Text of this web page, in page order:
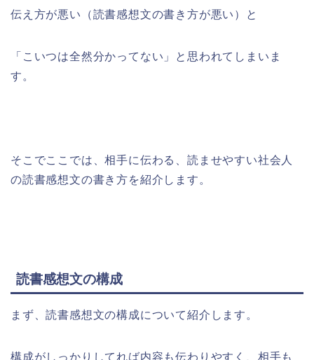
伝え方が悪い（読書感想文の書き方が悪い）と
「こいつは全然分かってない」と思われてしまいま
す。
そこでここでは、相手に伝わる、読ませやすい社会人
の読書感想文の書き方を紹介します。
読書感想文の構成
まず、読書感想文の構成について紹介します。
構成がしっかりしてれば内容も伝わりやすく、相手も